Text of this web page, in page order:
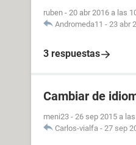
ruben - 20 abr 2016 a las
Andromeda11 - 23 abr
3 respuestas
Cambiar de
meni23 - 26 sep 2015 a
Carlos-vialfa - 27 sep